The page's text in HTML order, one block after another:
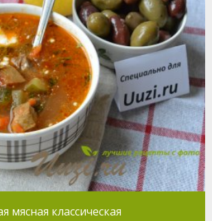
мясная классическая